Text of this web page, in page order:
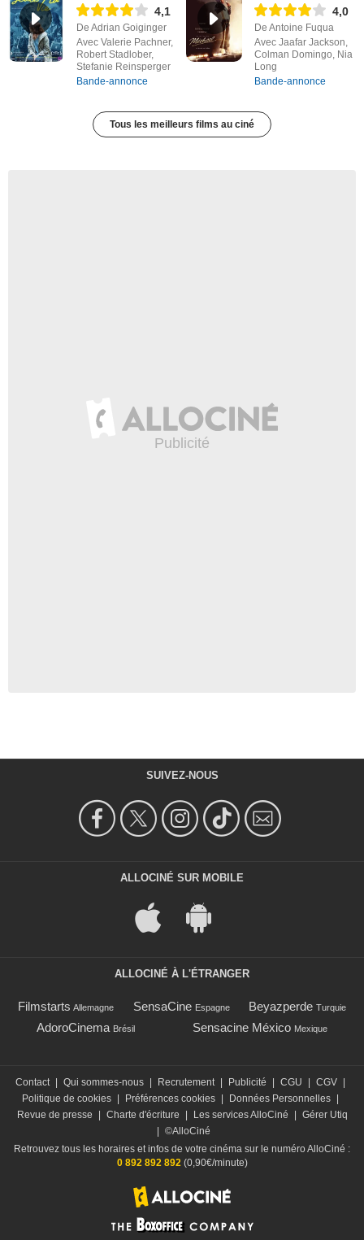
4,1
De Adrian Goiginger
Avec Valerie Pachner,
Robert Stadlober,
Stefanie Reinsperger
Bande-annonce
4,0
De Antoine Fuqua
Avec Jaafar Jackson,
Colman Domingo, Nia
Long
Bande-annonce
Tous les meilleurs films au ciné
SUIVEZ-NOUS
ALLOCINÉ SUR MOBILE
ALLOCINÉ À L'ÉTRANGER
Filmstarts Allemagne SensaCine Espagne Beyazperde Turquie
AdoroCinema Brésil Sensacine México Mexique
Contact | Qui sommes-nous | Recrutement | Publicité | CGU | CGV |
Politique de cookies | Préférences cookies | Données Personnelles |
Revue de presse
| Charte d'écriture | Les services AlloCiné | Gérer Utiq
| ©AlloCiné
Retrouvez tous les horaires et infos de votre cinéma sur le numéro AlloCiné :
0 892 892 892 (0,90€/minute)